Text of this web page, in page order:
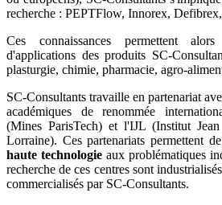
recherche : PEPTFlow, Innorex,
Ces connaissances permettent
d'applications des produits SC-
plasturgie, chimie, pharmacie, agro-
SC-Consultants travaille en partenariat
académiques de renommée
(Mines ParisTech) et l'IJL (Institut
Lorraine). Ces partenariats permettent
haute technologie aux problématiques
recherche de ces centres sont
commercialisés par SC-Consultants.